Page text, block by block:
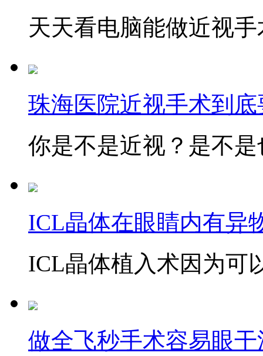
天天看电脑能做近视
珠海医院近视手术到
你是不是近视？是不
ICL晶体在眼睛内有异
ICL晶体植入术因为可
做全飞秒手术容易眼